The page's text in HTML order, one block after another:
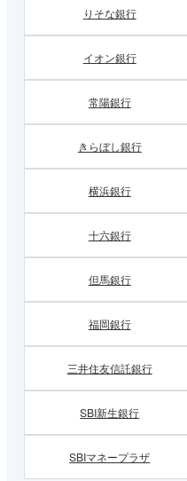
りそな銀行
イオン銀行
常陽銀行
きらぼし銀行
横浜銀行
十六銀行
但馬銀行
福岡銀行
三井住友信託銀行
SBI新生銀行
SBIマネープラザ